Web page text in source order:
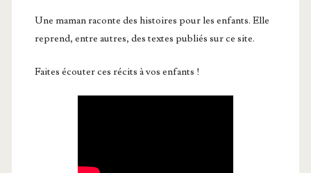
Une maman raconte des histoires pour les enfants. Elle
reprend, entre autres, des textes publiés sur ce site.
Faites écouter ces récits à vos enfants !